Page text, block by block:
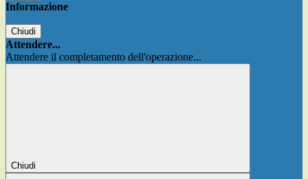
Informazione
Chiudi
Attendere...
Attendere il completamento dell'operazione...
Chiudi